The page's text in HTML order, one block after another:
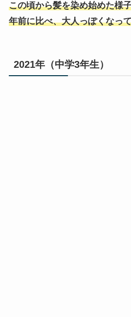
この頃から髪を染め始めた様
年前に比べ、大人っぽくなっ
2021年（中学3年生）